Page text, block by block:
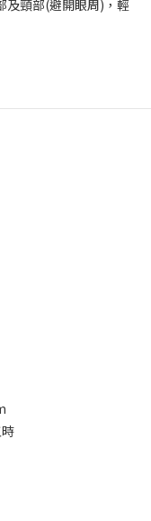
及頸部(避開眼周)，輕